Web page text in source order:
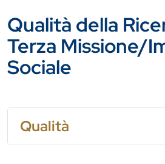
Qualità della
Terza Missione/
Sociale
Qualità